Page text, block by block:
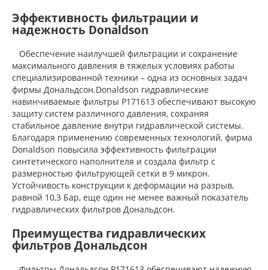
Эффективность фильтрации и
надежность Donaldson
Обеспечение наилучшей фильтрации и сохранение
максимального давления в тяжелых условиях работы
специализированной техники – одна из основных задач
фирмы Дональдсон.Donaldson гидравлические
навинчиваемые фильтры P171613 обеспечивают высокую
защиту систем различного давления, сохраняя
стабильное давление внутри гидравлической системы.
Благодаря применению современных технологий, фирма
Donaldson повысила эффективность фильтрации
синтетического наполнителя и создала фильтр с
размерностью фильтрующей сетки в 9 микрон.
Устойчивость конструкции к деформации на разрыв,
равной 10,3 Бар, еще один не менее важный показатель
гидравлических фильтров Дональдсон.
Преимущества гидравлических
фильтров Дональдсон